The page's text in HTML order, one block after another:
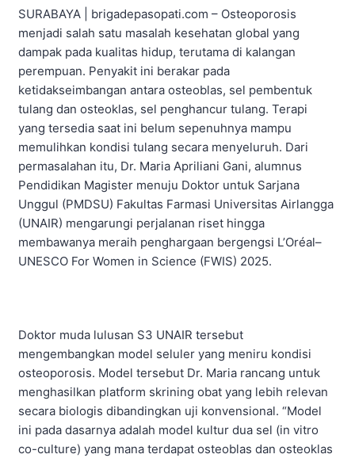
SURABAYA | brigadepasopati.com – Osteoporosis
menjadi salah satu masalah kesehatan global yang
dampak pada kualitas hidup, terutama di kalangan
perempuan. Penyakit ini berakar pada
ketidakseimbangan antara osteoblas, sel pembentuk
tulang dan osteoklas, sel penghancur tulang. Terapi
yang tersedia saat ini belum sepenuhnya mampu
memulihkan kondisi tulang secara menyeluruh. Dari
permasalahan itu, Dr. Maria Apriliani Gani, alumnus
Pendidikan Magister menuju Doktor untuk Sarjana
Unggul (PMDSU) Fakultas Farmasi Universitas Airlangga
(UNAIR) mengarungi perjalanan riset hingga
membawanya meraih penghargaan bergengsi L’Oréal–
UNESCO For Women in Science (FWIS) 2025.
Doktor muda lulusan S3 UNAIR tersebut
mengembangkan model seluler yang meniru kondisi
osteoporosis. Model tersebut Dr. Maria rancang untuk
menghasilkan platform skrining obat yang lebih relevan
secara biologis dibandingkan uji konvensional. “Model
ini pada dasarnya adalah model kultur dua sel (in vitro
co-culture) yang mana terdapat osteoblas dan osteoklas